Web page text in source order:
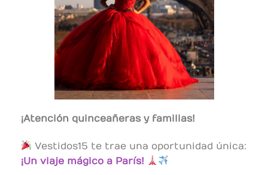
¡Atención quinceañeras y familias!
Vestidos15 te trae una oportunidad única:
¡Un viaje mágico a París!